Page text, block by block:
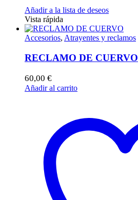
Añadir a la lista de deseos
Vista rápida
Accesorios, Atrayentes y reclamos
RECLAMO DE CUERVO
60,00 €
Añadir al carrito